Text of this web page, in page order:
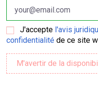
J'accepte l'avis
confidentialité de ce site